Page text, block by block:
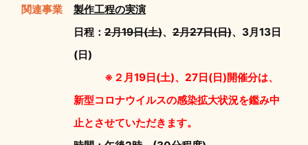
関連事業
製作工程の実演
日程：2月19日(土)、2月27日(日)、3月13日
(日)
※２月19日(土)、27日(日)開催分は、
新型コロナウイルスの感染拡大状況を鑑み中
止とさせていただきます。